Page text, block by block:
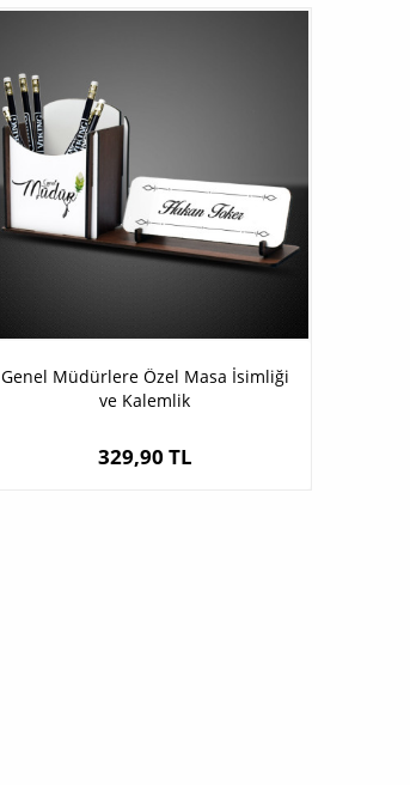
Genel Müdürlere Özel Masa İsimliği
ve Kalemlik
329,90 TL